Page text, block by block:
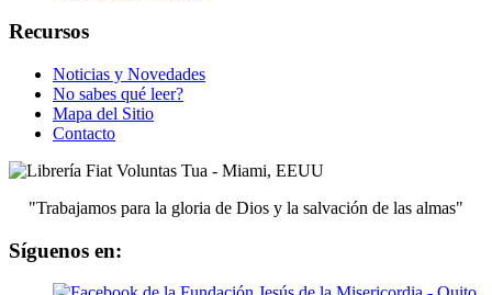
Recursos
Noticias y Novedades
No sabes qué leer?
Mapa del Sitio
Contacto
"Trabajamos para la gloria de Dios y la salvación de las almas"
Síguenos en: